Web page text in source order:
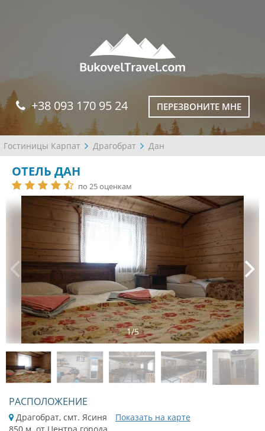
+38 093 170 95 24 ПЕРЕЗВОНИТЕ МНЕ
Гостиницы Карпат Драгобрат Дан
ОТЕЛЬ ДАН
по 25 оценкам
1/5
РАСПОЛОЖЕНИЕ
Драгобрат, смт. Ясиня
Показать на карте